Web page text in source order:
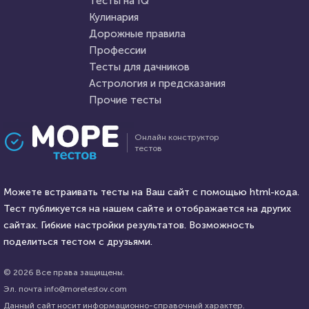
14 декабря 2021 95275
Литература
вопросов по знаменитым
книгам
AlexYasnovidov HTML - код
17 марта 2021 17734
3 января 2021
Проходили 253 раза
Легко ли вас обмануть?
Онлайн конструктор
тестов
Можете встраивать тесты на Ваш сайт с помощью html-кода.
Тест публикуется на нашем сайте и отображается на других
сайтах. Гибкие настройки результатов. Возможность
поделиться тестом с друзьями.
© 2026 Все права защищены.
Эл. почта info@moretestov.com
Данный сайт носит информационно-справочный характер.
Кулинария
Дорожные правила
Профессии
Тесты для дачников
Астрология и предсказания
Прочие тесты